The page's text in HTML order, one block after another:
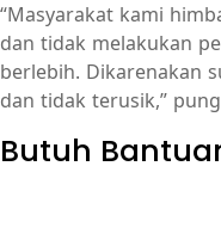
“Masyarakat kami
dan tidak melakukan
berlebih. Dikarenakan
dan tidak terusik,”
Butuh